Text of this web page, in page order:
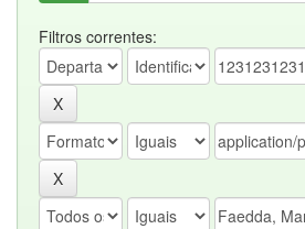
Filtros correntes: